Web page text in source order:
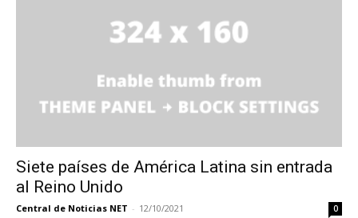
Siete países de América Latina sin entrada
al Reino Unido
Central de Noticias NET - 12/10/2021 0